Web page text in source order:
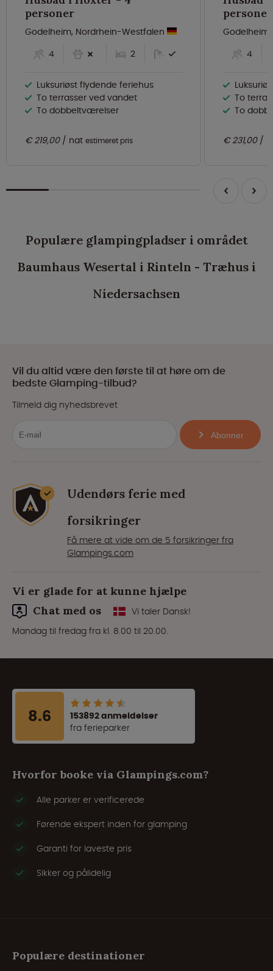
personer
Godelheim, Nordrhein-Westfalen
4
2
Luksuriøst flydende feriehus
To terrasser ved vandet
To dobbeltværelser
€ 219,00 nat estimeret pris
personer
4
To
To
€ 231,00
Populære glampingpladser i området
Baumhaus Wesertal i Rinteln - Træhus i
Niedersachsen
Vil du altid være den første til at høre om de
bedste Glamping-tilbud?
Tilmeld dig nyhedsbrevet
Abonner
Udendørs ferie med
forsikringer
Få mere at vide om de 5 forsikringer fra
Glampings.com
Vi er glade for at kunne hjælpe
Chat med os
Vi taler Dansk!
Mandag til fredag fra kl. 8.00 til 20.00.
8.6
153892 anmeldelser
fra ferieparker
Hvorfor booke via Glampings.com?
Alle parker er verificerede
Førende ekspert inden for glamping
Garanti for laveste pris
Sikker og pålidelig
Populære destinationer